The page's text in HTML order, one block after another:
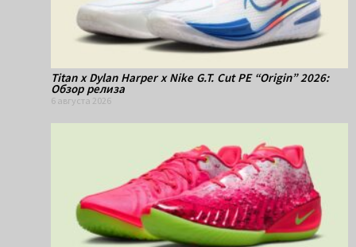
Titan x Dylan Harper x Nike G.T. Cut PE “Origin” 2026:
Обзор релиза
6 августа 2026